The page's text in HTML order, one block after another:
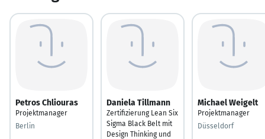
Petros Chliouras
Projektmanager
Berlin
Daniela Tillmann
Zertifizierung Lean Six
Sigma Black Belt mit
Design Thinking und
Michael Weigelt
Projektmanager
Düsseldorf